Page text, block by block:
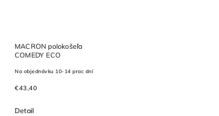
MACRON polokošeľa
COMEDY ECO
Na objednávku 10-14 prac dní
€43,40
Detail